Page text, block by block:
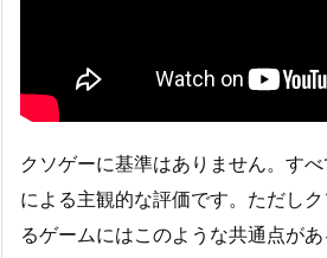
クソゲーに基準はありません。す
による主観的な評価です。ただし
るゲームにはこのような共通点が